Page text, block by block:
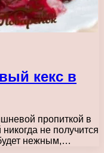
кекс в
пропиткой в
не получится
нежным,…